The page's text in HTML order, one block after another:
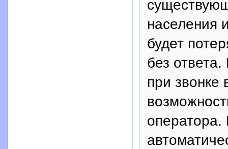
населения
будет
без
при звонке